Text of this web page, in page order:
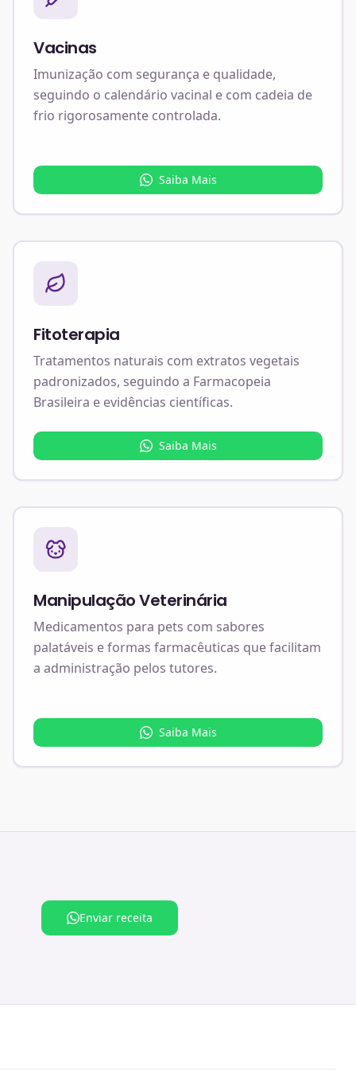
Vacinas
Imunização com segurança e qualidade,
seguindo o calendário vacinal e com cadeia de
frio rigorosamente controlada.
Saiba Mais
Fitoterapia
Tratamentos naturais com extratos vegetais
padronizados, seguindo a Farmacopeia
Brasileira e evidências científicas.
Saiba Mais
Manipulação Veterinária
Medicamentos para pets com sabores
palatáveis e formas farmacêuticas que facilitam
a administração pelos tutores.
Saiba Mais
Enviar receita